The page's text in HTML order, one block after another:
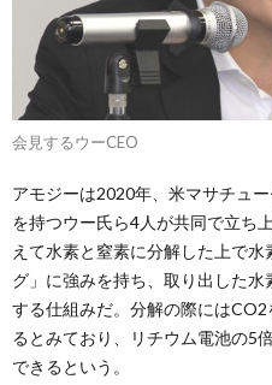
会見するウーCEO
アモジーは2020年、米マサチュ
を持つウー氏ら4人が共同で立ち
えて水素と窒素に分解した上で
グ」に強みを持ち、取り出した
する仕組みだ。分解の際には
るとみており、リチウム電池の5
できるという。